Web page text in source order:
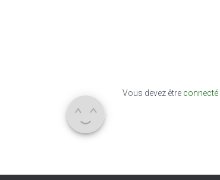
Vous devez être connecté